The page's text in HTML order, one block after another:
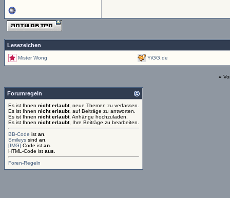
Lesezeichen
Mister Wong YiGG.de
«
Forumregeln
Es ist Ihnen nicht erlaubt, neue Themen zu verfassen.
Es ist Ihnen nicht erlaubt, auf Beiträge zu antworten.
Es ist Ihnen nicht erlaubt, Anhänge hochzuladen.
Es ist Ihnen nicht erlaubt, Ihre Beiträge zu bearbeiten.
BB-Code ist an
Smileys sind an
[IMG] Code ist an
HTML-Code ist aus
Foren-Regeln